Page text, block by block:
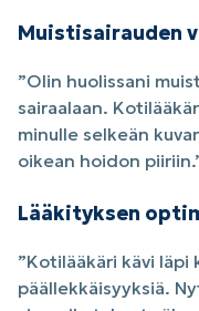
Muistisairauden
”Olin huolissani
sairaalaan.
minulle selkeän
oikean hoidon
Lääkityksen
”Kotilääkäri kävi läpi
päällekkäisyyksiä.